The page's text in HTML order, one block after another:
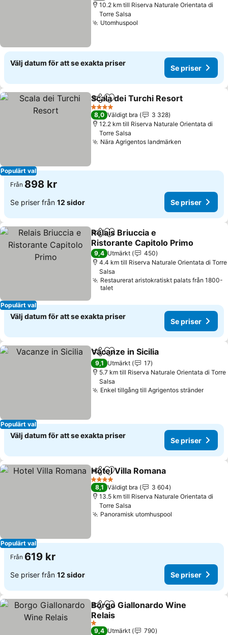
10.2 km till Riserva Naturale Orientata di
Torre Salsa
Utomhuspool
Välj datum för att se exakta priser
Se priser
Populärt val
Dela Lägg till i Mina Favoriter
Scala dei Turchi Resort
4 Stjärnor
8,0 Väldigt bra
3 328
12.2 km till Riserva Naturale Orientata di
Torre Salsa
Nära Agrigentos landmärken
Från 898 kr
Se priser från 12 sidor Se priser
Populärt val
Dela Lägg till i Mina Favoriter
Relais Briuccia e
Ristorante Capitolo Primo
9,4 Utmärkt
450
4.4 km till Riserva Naturale Orientata di Torre
Salsa
Restaurerat aristokratiskt palats från 1800-
talet
Välj datum för att se exakta priser
Se priser
Populärt val
Dela Lägg till i Mina Favoriter
Vacanze in Sicilia
9,1 Utmärkt
17
5.7 km till Riserva Naturale Orientata di Torre
Salsa
Enkel tillgång till Agrigentos stränder
Välj datum för att se exakta priser
Se priser
Populärt val
Dela Lägg till i Mina Favoriter
Hotel Villa Romana
4 Stjärnor
8,1 Väldigt bra
3 604
13.5 km till Riserva Naturale Orientata di
Torre Salsa
Panoramisk utomhuspool
Från 619 kr
Se priser från 12 sidor Se priser
Dela Lägg till i Mina Favoriter
Borgo Giallonardo Wine
Relais
1 Stjärnor
9,4 Utmärkt
790